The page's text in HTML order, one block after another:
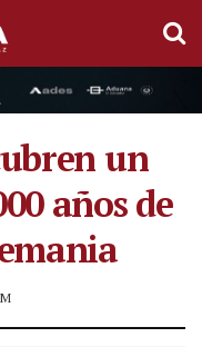
un
años de